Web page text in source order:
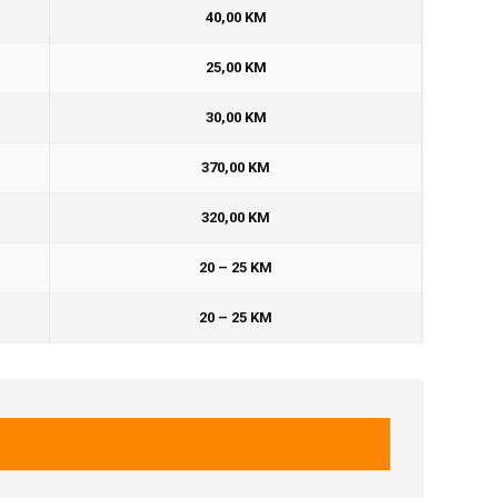
40,00 KM
25,00 KM
30,00 KM
370,00 KM
320,00 KM
20 – 25 KM
20 – 25 KM